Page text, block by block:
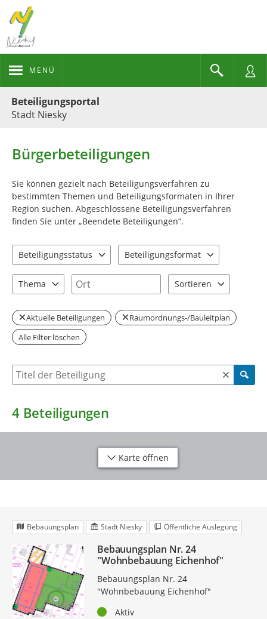
MENÜ
Beteiligungsportal
Stadt Niesky
Bürgerbeteiligungen
Sie können gezielt nach Beteiligungsverfahren zu
bestimmten Themen und Beteiligungsformaten in Ihrer
Region suchen. Abgeschlossene Beteiligungsverfahren
finden Sie unter „Beendete Beteiligungen“.
Beteiligungsstatus
Beteiligungsformat
Thema
Ort
Sortieren
Aktuelle Beteiligungen
Raumordnungs-/Bauleitplan
Alle Filter löschen
Suche nach Beteiligung
4 Beteiligungen
Karte öffnen
Bebauungsplan Stadt Niesky Öffentliche Auslegung
Bebauungsplan Nr. 24
"Wohnbebauung Eichenhof"
Bebauungsplan Nr. 24
"Wohnbebauung Eichenhof"
StatusAktiv